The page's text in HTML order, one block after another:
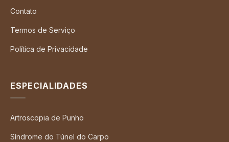
Contato
Termos de Serviço
Política de Privacidade
ESPECIALIDADES
Artroscopia de Punho
Síndrome do Túnel do Carpo